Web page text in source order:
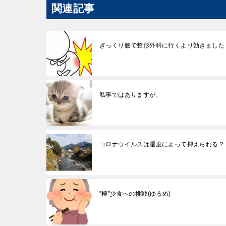
関連記事
ぎっくり腰で整形外科に行くより効きました
私事ではありますが、
コロナウイルスは湿度によって抑えられる？
”極”少食への挑戦(ゆるめ)